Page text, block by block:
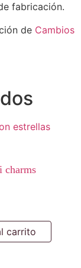
fabricación.
de Cambios
charms
carrito